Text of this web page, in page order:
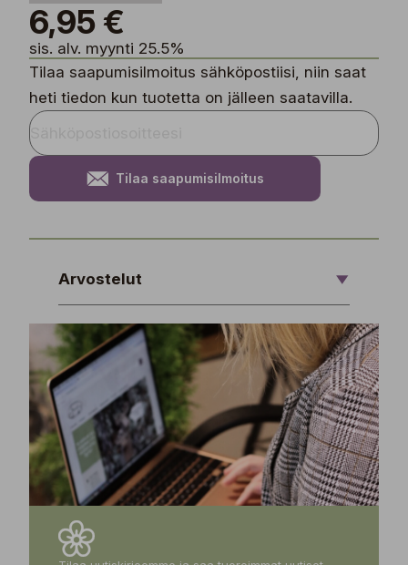
6,95 €
sis. alv. myynti 25.5%
Tilaa saapumisilmoitus sähköpostiisi, niin saat
heti tiedon kun tuotetta on jälleen saatavilla.
Tilaa saapumisilmoitus
Arvostelut